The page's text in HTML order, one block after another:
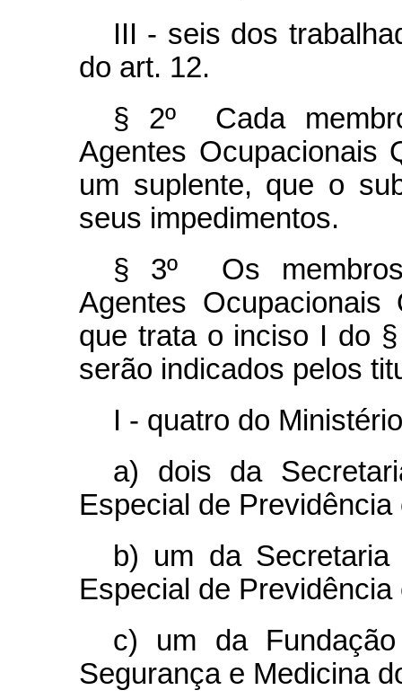
III - seis dos
do art. 12.
§ 2º Cada
Agentes Ocupacionais
um suplente, que o
seus impedimentos.
§ 3º Os
Agentes
que trata o inciso I do
serão indicados pelos
I - quatro do
a) dois da
Especial de Previdência
b) um da
Especial de Previdência
c) um da
Segurança e Medicina